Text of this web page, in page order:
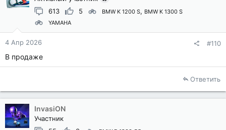
613
5 BMW K 1200 S
BMW K 1300 S
YAMAHA
4 Апр 2026 #110
В продаже
Ответить
InvasiON
Участник